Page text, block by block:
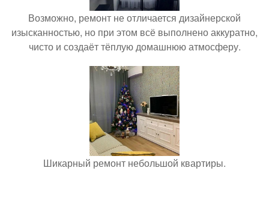
Возможно, ремонт не отличается дизайнерской
изысканностью, но при этом всё выполнено аккуратно,
чисто и создаёт тёплую домашнюю атмосферу.
Шикарный ремонт небольшой квартиры.